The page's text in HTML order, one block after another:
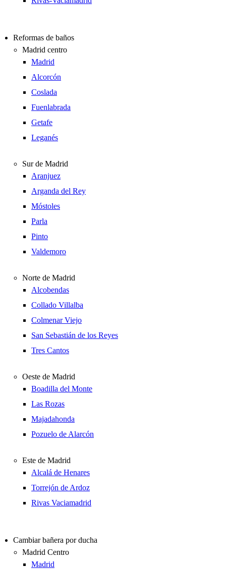
Reformas de baños
Madrid centro
Madrid
Alcorcón
Coslada
Fuenlabrada
Getafe
Leganés
Sur de Madrid
Aranjuez
Arganda del Rey
Móstoles
Parla
Pinto
Valdemoro
Norte de Madrid
Alcobendas
Collado Villalba
Colmenar Viejo
San Sebastián de los Reyes
Tres Cantos
Oeste de Madrid
Boadilla del Monte
Las Rozas
Majadahonda
Pozuelo de Alarcón
Este de Madrid
Alcalá de Henares
Torrejón de Ardoz
Rivas Vaciamadrid
Cambiar bañera por ducha
Madrid Centro
Madrid